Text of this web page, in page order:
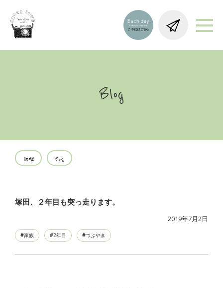
Blog
HOME Blog
塚田、２年目も突っ走ります。
2019年7月2日
家族 2年目 つぶやき